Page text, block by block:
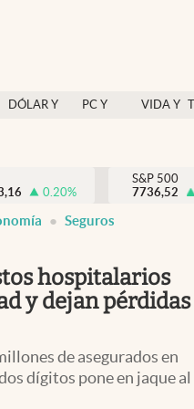
DÓLAR Y
PC Y
VIDA Y
México
Uruguay
0.20%
S&P 500
7736,52
Seguros
hospitalarios
y dejan pérdidas
de asegurados en
dígitos pone en jaque al